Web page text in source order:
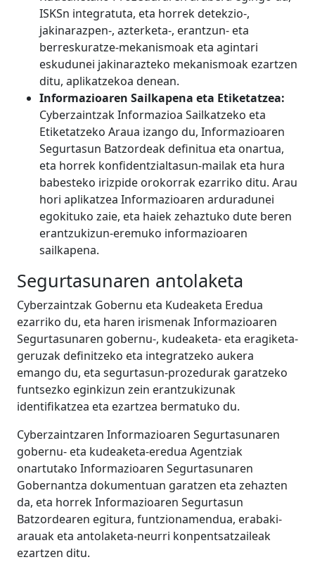
ISKSn integratuta, eta horrek detekzio-,
jakinarazpen-, azterketa-, erantzun- eta
berreskuratze-mekanismoak eta agintari
eskudunei jakinarazteko mekanismoak ezartzen
ditu, aplikatzekoa denean.
Informazioaren Sailkapena eta Etiketatzea:
Cyberzaintzak Informazioa Sailkatzeko eta
Etiketatzeko Araua izango du, Informazioaren
Segurtasun Batzordeak definitua eta onartua,
eta horrek konfidentzialtasun-mailak eta hura
babesteko irizpide orokorrak ezarriko ditu. Arau
hori aplikatzea Informazioaren arduradunei
egokituko zaie, eta haiek zehaztuko dute beren
erantzukizun-eremuko informazioaren
sailkapena.
Segurtasunaren antolaketa
Cyberzaintzak Gobernu eta Kudeaketa Eredua
ezarriko du, eta haren irismenak Informazioaren
Segurtasunaren gobernu-, kudeaketa- eta eragiketa-
geruzak definitzeko eta integratzeko aukera
emango du, eta segurtasun-prozedurak garatzeko
funtsezko eginkizun zein erantzukizunak
identifikatzea eta ezartzea bermatuko du.
Cyberzaintzaren Informazioaren Segurtasunaren
gobernu- eta kudeaketa-eredua Agentziak
onartutako Informazioaren Segurtasunaren
Gobernantza dokumentuan garatzen eta zehazten
da, eta horrek Informazioaren Segurtasun
Batzordearen egitura, funtzionamendua, erabaki-
arauak eta antolaketa-neurri konpentsatzaileak
ezartzen ditu.